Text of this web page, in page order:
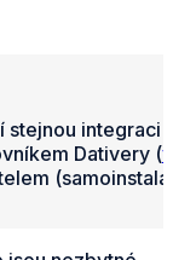
stejnou integraci
Dativery (